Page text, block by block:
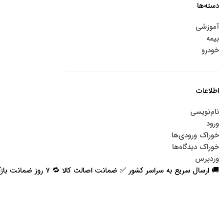
دسته‌ها
آموزشی
بیمه
خودرو
اطلاعات
نام‌نویسی
ورود
خوراک ورودی‌ها
خوراک دیدگاه‌ها
وردپرس
🚚 ارسال سریع به سراسر کشور ✅ ضمانت اصالت کالا 🔁 ۷ روز ضمانت بازگشت 📞 پشتیبانی واقعی